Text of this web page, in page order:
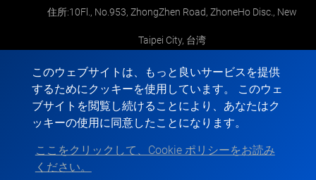
このウェブサイトは、もっと良いサービスを提供
するためにクッキーを使用しています。 このウェ
ブサイトを閲覧し続けることにより、あなたはク
ッキーの使用に同意したことになります。
ここをクリックして、Cookie ポリシーをお読み
ください。
住所:10Fl., No.953, ZhongZhen Road, ZhoneHo Disc., New
Taipei City, 台湾
メール:foremost1973@gmail.com
TEL:+886-2-2
FAX: +886-2-2
Copyright © 2022-2026 FOREMOST ELECTRONIC All rights reserved.